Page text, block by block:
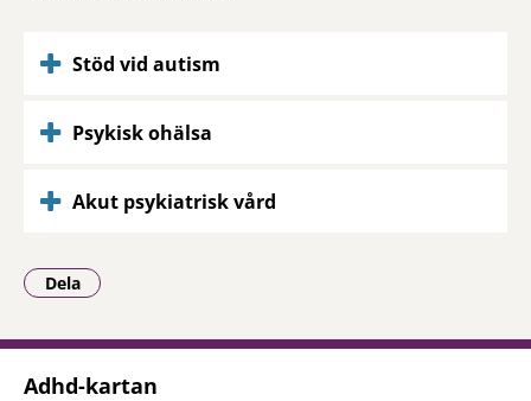
Stöd vid autism
Psykisk ohälsa
Akut psykiatrisk vård
Dela
- Klicka för att öppna delningsalternativ.
Adhd-kartan